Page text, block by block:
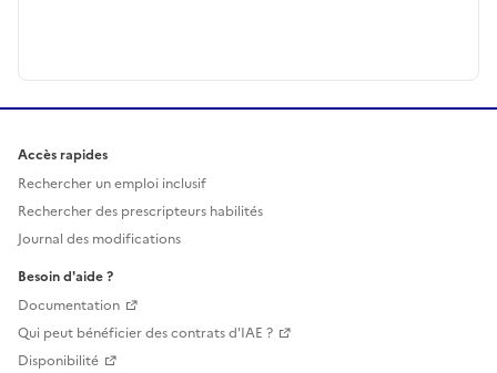
Accès rapides
Rechercher un emploi inclusif
Rechercher des prescripteurs habilités
Journal des modifications
Besoin d'aide ?
Documentation
Qui peut bénéficier des contrats d'IAE ?
Disponibilité